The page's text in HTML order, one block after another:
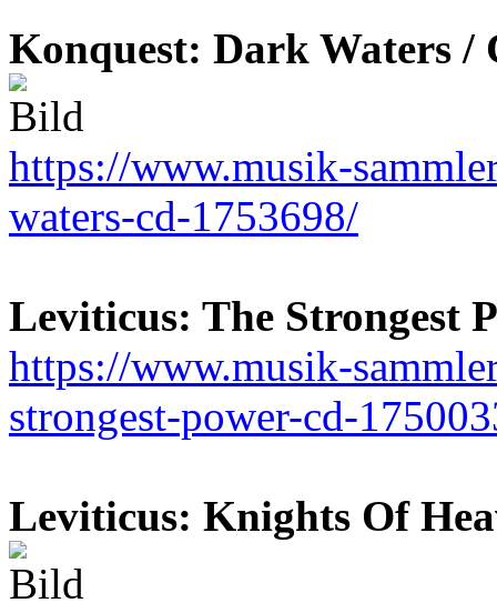
Konquest: Dark Waters /
https://www.musik-
waters-cd-1753698/
Leviticus: The Strongest
https://www.musik-
strongest-power-cd-
Leviticus: Knights Of